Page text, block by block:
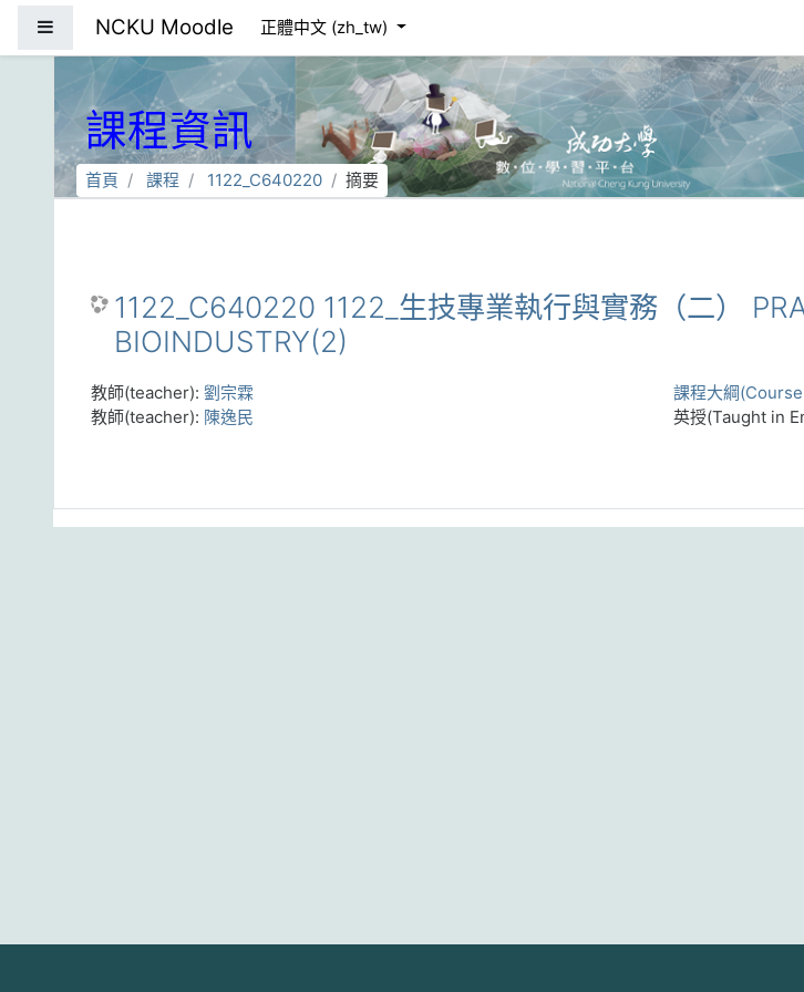
NCKU Moodle 正體中文 ‎(zh_tw)‎
課程資訊
首頁 課程 1122_C640220 摘要
1122_C640220 1122_生技專業執行與實務（二）
BIOINDUSTRY(2)
課程大綱
英授(Taught in
教師(teacher): 劉宗霖
教師(teacher): 陳逸民